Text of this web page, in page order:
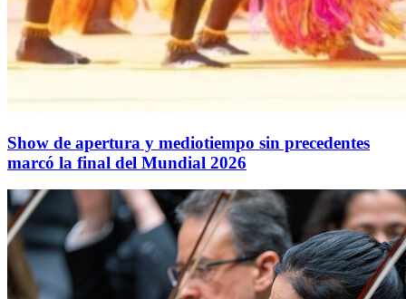
Show de apertura y mediotiempo sin precedentes
marcó la final del Mundial 2026